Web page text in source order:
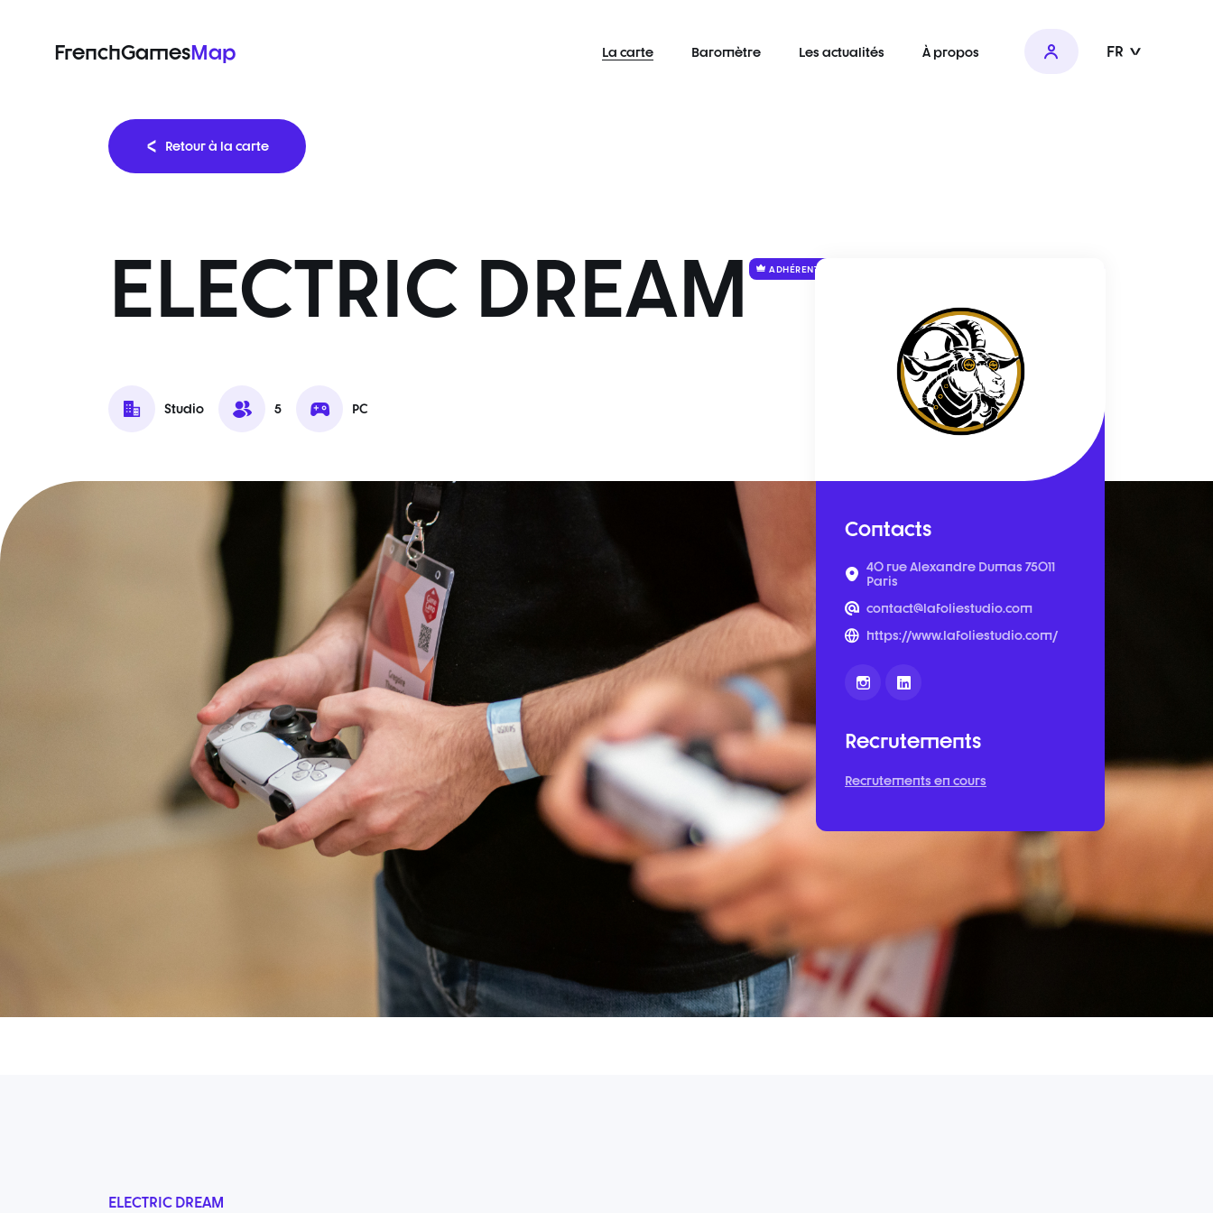
FrenchGamesMap La carte Baromètre Les actualités À propos FR
Retour à la carte
ELECTRIC DREAM ADHÉRENT SNJV
Studio 5 PC
Contacts
40 rue Alexandre Dumas 75011
Paris
contact@lafoliestudio.com
https://www.lafoliestudio.com/
Recrutements
Recrutements en cours
ELECTRIC DREAM